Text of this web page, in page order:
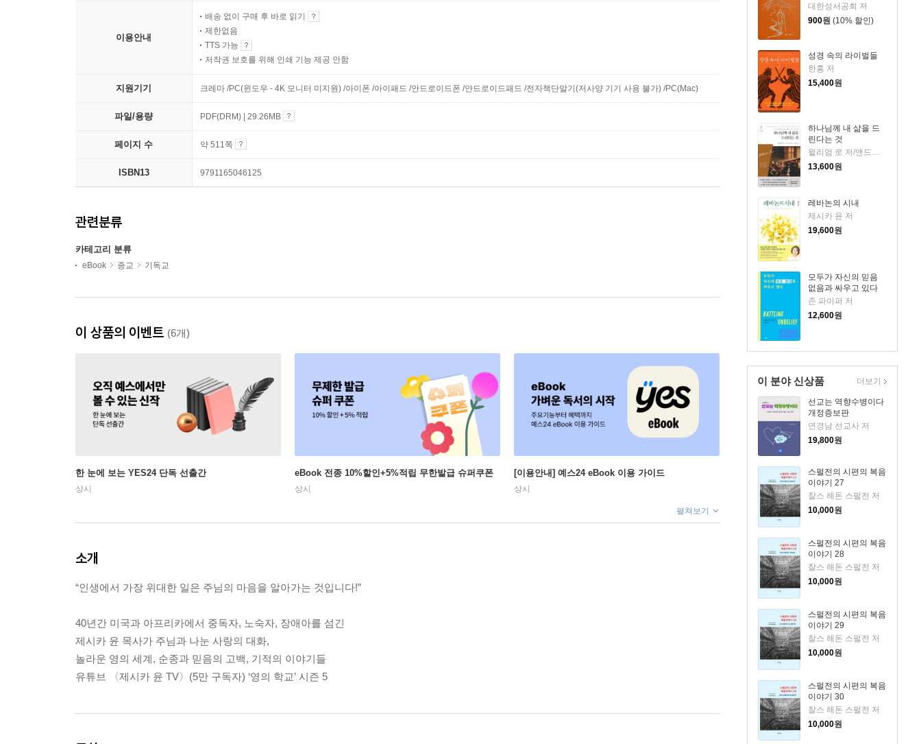
대한성서공회 저
900원 (10% 할인)
성경 속의 라이벌들
한홍 저
15,400원
하나님께 내 삶을 드
린다는 것
윌리엄 로 저/앤드류 머레이 편/서문강 역
13,600원
레바논의 시내
제시카 윤 저
19,600원
모두가 자신의 믿음
없음과 싸우고 있다
존 파이퍼 저
12,600원
이 분야 신상품
선교는 역향수병이다
개정증보판
연경남 선교사 저
19,800원
스펄전의 시편의 복음
이야기 27
찰스 해돈 스펄전 저
10,000원
스펄전의 시편의 복음
이야기 28
찰스 해돈 스펄전 저
10,000원
스펄전의 시편의 복음
이야기 29
찰스 해돈 스펄전 저
10,000원
스펄전의 시편의 복음
이야기 30
찰스 해돈 스펄전 저
10,000원
더보기
이용안내
배송 없이 구매 후 바로 읽기
제한없음
TTS 가능
저작권 보호를 위해 인쇄 기능 제공 안함
지원기기 크레마 /PC(윈도우 - 4K 모니터 미지원) /아이폰 /아이패드 /안드로이드폰 /안드로이드패드 /전자책단말기(저사양 기기 사용 불가) /PC(Mac)
파일/용량 PDF(DRM) | 29.26MB
페이지 수 약 511쪽
ISBN13 9791165046125
관련분류
카테고리 분류
eBook 종교 기독교
이 상품의 이벤트 (6개)
한 눈에 보는 YES24 단독 선출간
상시
eBook 전종 10%할인+5%적립 무한발급 슈퍼쿠폰
상시
[이용안내] 예스24 eBook 이용 가이드
상시
펼쳐보기
소개
“인생에서 가장 위대한 일은 주님의 마음을 알아가는 것입니다!”
40년간 미국과 아프리카에서 중독자, 노숙자, 장애아를 섬긴
제시카 윤 목사가 주님과 나눈 사랑의 대화,
놀라운 영의 세계, 순종과 믿음의 고백, 기적의 이야기들
유튜브 〈제시카 윤 TV〉(5만 구독자) ‘영의 학교’ 시즌 5